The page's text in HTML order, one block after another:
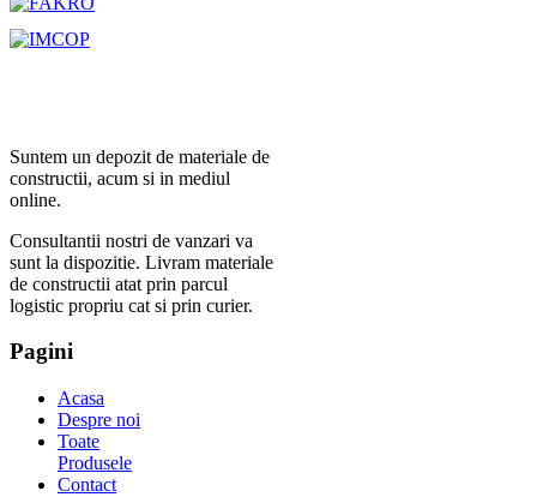
Suntem un depozit de materiale de
constructii, acum si in mediul
online.
Consultantii nostri de vanzari va
sunt la dispozitie. Livram materiale
de constructii atat prin parcul
logistic propriu cat si prin curier.
Pagini
Acasa
Despre noi
Toate
Produsele
Contact